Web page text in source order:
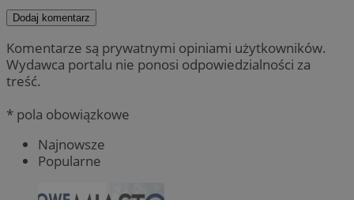
Dodaj komentarz
Komentarze są prywatnymi opiniami użytkowników.
Wydawca portalu nie ponosi odpowiedzialności za
treść.
* pola obowiązkowe
Najnowsze
Popularne